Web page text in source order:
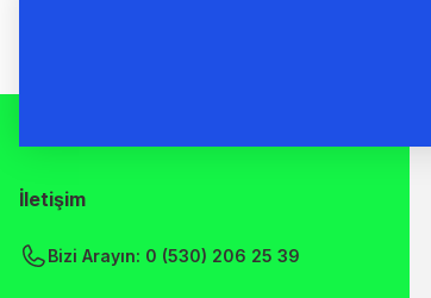
İletişim
Bizi Arayın: 0 (530) 206 25 39